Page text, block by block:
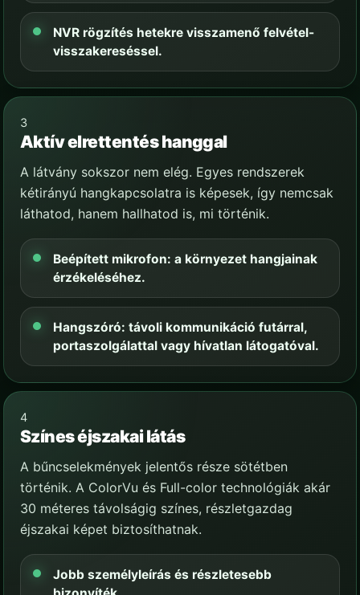
NVR rögzítés hetekre visszamenő felvétel-
visszakereséssel.
3
Aktív elrettentés hanggal
A látvány sokszor nem elég. Egyes rendszerek
kétirányú hangkapcsolatra is képesek, így nemcsak
láthatod, hanem hallhatod is, mi történik.
Beépített mikrofon: a környezet hangjainak
érzékeléséhez.
Hangszóró: távoli kommunikáció futárral,
portaszolgálattal vagy hívatlan látogatóval.
4
Színes éjszakai látás
A bűncselekmények jelentős része sötétben
történik. A ColorVu és Full-color technológiák akár
30 méteres távolságig színes, részletgazdag
éjszakai képet biztosíthatnak.
Jobb személyleírás és részletesebb